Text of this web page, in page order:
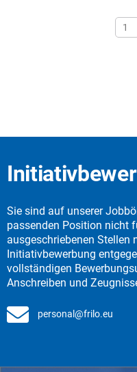
Sie sind auf unserer
passenden Position nicht
ausgeschriebenen Stellen
Initiativbewerbung
vollständigen
Anschreiben und
personal@frilo.eu